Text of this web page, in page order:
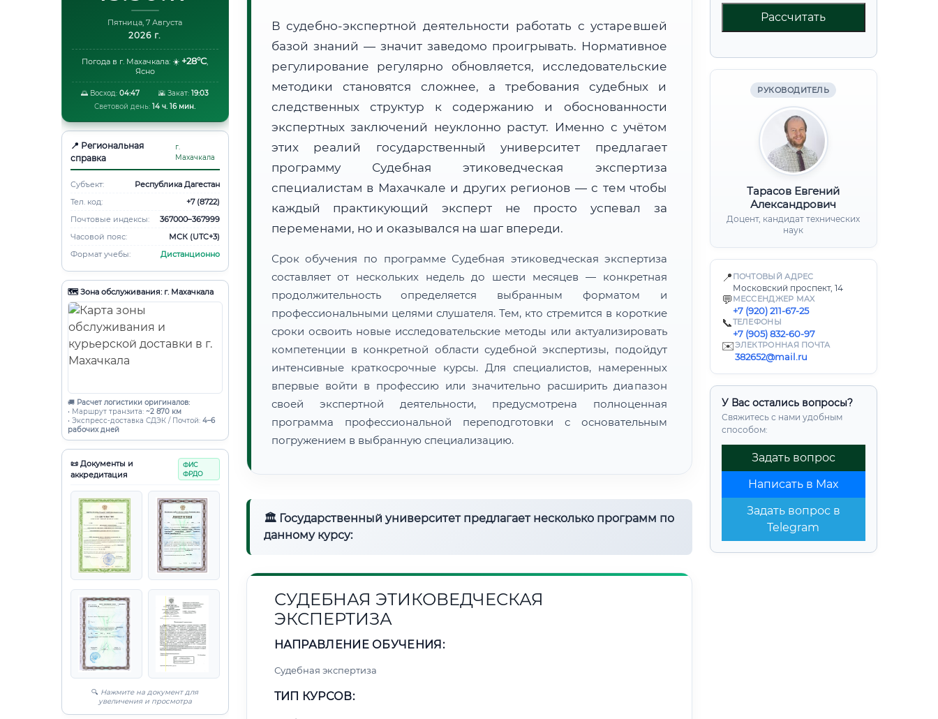
Пятница, 7 Августа
2026 г.
Погода в г. Махачкала: ☀️ +28°C,
Ясно
🌅 Восход: 04:47 🌇 Закат: 19:03
Световой день: 14 ч. 16 мин.
📍 Региональная
справка
г.
Махачкала
Субъект:
Республика Дагестан
Тел. код:
+7 (8722)
Почтовые индексы:
367000–367999
Часовой пояс:
МСК (UTC+3)
Формат учебы:
Дистанционно
🗺️ Зона обслуживания: г. Махачкала
🚚 Расчет логистики оригиналов:
• Маршрут транзита: ~2 870 км
• Экспресс-доставка СДЭК / Почтой: 4–6
рабочих дней
📜 Документы и
аккредитация
ФИС
ФРДО
🔍 Нажмите на документ для
увеличения и просмотра
Рассчитать
РУКОВОДИТЕЛЬ
Тарасов Евгений
Александрович
Доцент, кандидат технических
наук
📍 ПОЧТОВЫЙ АДРЕС
Московский проспект, 14
💬 МЕССЕНДЖЕР MAX
+7 (920) 211-67-25
📞ТЕЛЕФОНЫ
+7 (905) 832-60-97
✉️ЭЛЕКТРОННАЯ ПОЧТА
382652@mail.ru
У Вас остались вопросы?
Свяжитесь с нами удобным
способом:
Задать вопрос
Написать в Max
Задать вопрос в
Telegram
В судебно-экспертной деятельности работать с устаревшей
базой знаний — значит заведомо проигрывать. Нормативное
регулирование регулярно обновляется, исследовательские
методики становятся сложнее, а требования судебных и
следственных структур к содержанию и обоснованности
экспертных заключений неуклонно растут. Именно с учётом
этих реалий государственный университет предлагает
программу Судебная этиковедческая экспертиза
специалистам в Махачкале и других регионов — с тем чтобы
каждый практикующий эксперт не просто успевал за
переменами, но и оказывался на шаг впереди.
Срок обучения по программе Судебная этиковедческая экспертиза
составляет от нескольких недель до шести месяцев — конкретная
продолжительность определяется выбранным форматом и
профессиональными целями слушателя. Тем, кто стремится в короткие
сроки освоить новые исследовательские методы или актуализировать
компетенции в конкретной области судебной экспертизы, подойдут
интенсивные краткосрочные курсы. Для специалистов, намеренных
впервые войти в профессию или значительно расширить диапазон
своей экспертной деятельности, предусмотрена полноценная
программа профессиональной переподготовки с основательным
погружением в выбранную специализацию.
🏛 Государственный университет предлагает несколько программ по
данному курсу:
СУДЕБНАЯ ЭТИКОВЕДЧЕСКАЯ
ЭКСПЕРТИЗА
НАПРАВЛЕНИЕ ОБУЧЕНИЯ:
Судебная экспертиза
ТИП КУРСОВ: